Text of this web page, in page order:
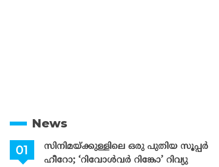
News
സിനിമയ്ക്കുള്ളിലെ ഒരു പുതിയ സൂപ്പർ
ഹീറോ; ‘റിവോൾവർ റിങ്കോ’ റിവ്യു